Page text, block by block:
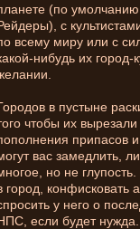
(по
с
всему миру или с
нибудь их
в пустыне
чтобы их
припасов
вас замедлить,
но не
город, конфисковать
у него о
если будет нужда.